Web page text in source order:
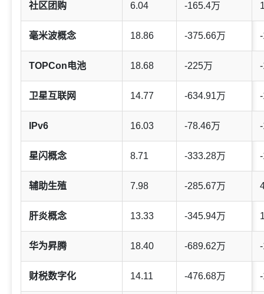
社区团购 6.04 -165.4万
毫米波概念 18.86 -375.66万
TOPCon电池 18.68 -225万
卫星互联网 14.77 -634.91万
IPv6 16.03 -78.46万
星闪概念 8.71 -333.28万
辅助生殖 7.98 -285.67万
肝炎概念 13.33 -345.94万
华为昇腾 18.40 -689.62万
财税数字化 14.11 -476.68万